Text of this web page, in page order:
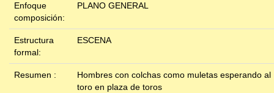
Enfoque
composición:
PLANO GENERAL
Estructura
formal:
ESCENA
Resumen :
Hombres con colchas como muletas esperando al
toro en plaza de toros